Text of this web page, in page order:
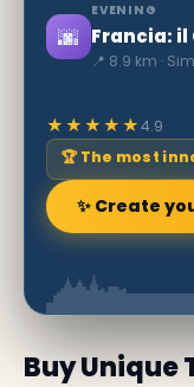
🌆
EVENING
📍 8.9 km ·
★★★★★4.9
🏆 The most
✨ Create
Buy Unique